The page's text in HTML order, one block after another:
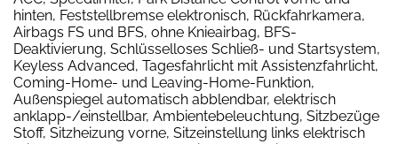
hinten, Feststellbremse elektronisch, Rückfahrkamera,
Airbags FS und BFS, ohne Knieairbag, BFS-
Deaktivierung, Schlüsselloses Schließ- und Startsystem,
Keyless Advanced, Tagesfahrlicht mit Assistenzfahrlicht,
Coming-Home- und Leaving-Home-Funktion,
Außenspiegel automatisch abblendbar, elektrisch
anklapp-/einstellbar, Ambientebeleuchtung, Sitzbezüge
Stoff, Sitzheizung vorne, Sitzeinstellung links elektrisch